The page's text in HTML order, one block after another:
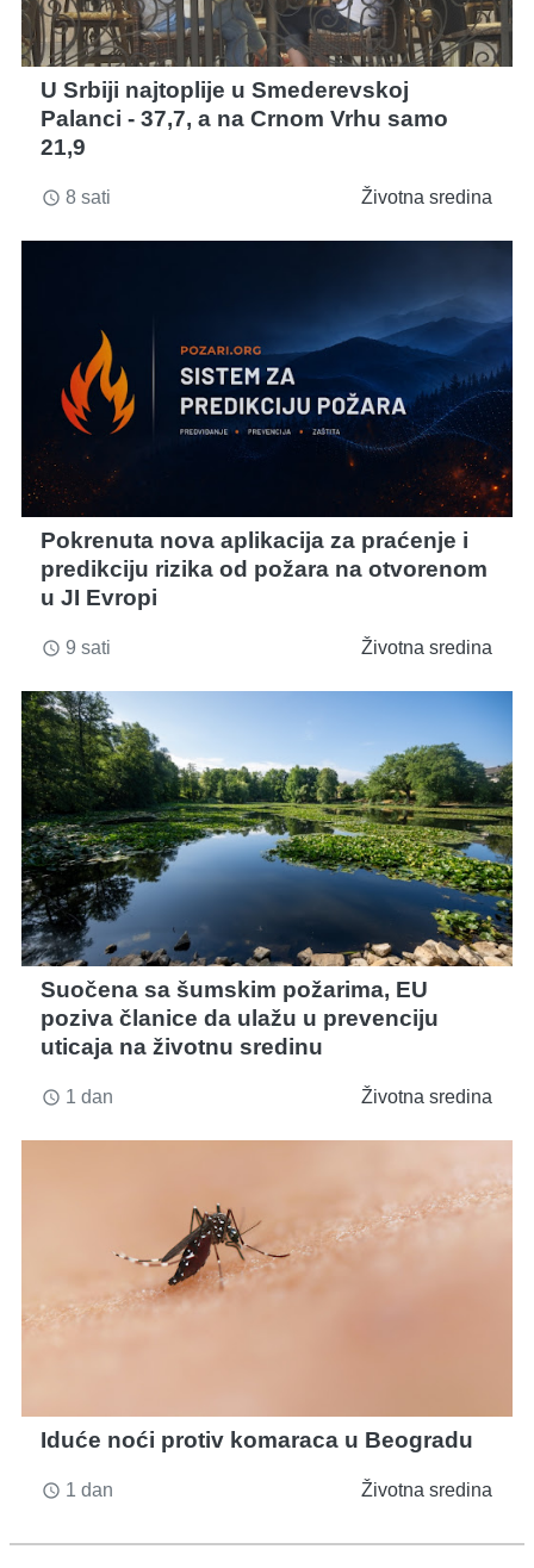
U Srbiji najtoplije u Smederevskoj
Palanci - 37,7, a na Crnom Vrhu samo
21,9
access_time 8 sati Životna sredina
Pokrenuta nova aplikacija za praćenje i
predikciju rizika od požara na otvorenom
u JI Evropi
access_time 9 sati Životna sredina
Suočena sa šumskim požarima, EU
poziva članice da ulažu u prevenciju
uticaja na životnu sredinu
access_time 1 dan Životna sredina
Iduće noći protiv komaraca u Beogradu
access_time 1 dan Životna sredina